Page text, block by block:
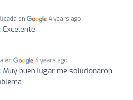
en 4 years ago
Excelente
en 4 years ago
Muy buen lugar me solucionaron